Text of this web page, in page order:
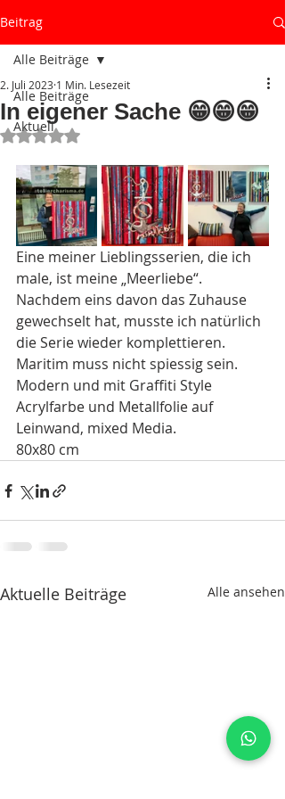
Beitrag
Alle Beiträge
Aktuell
Alle Beiträge
In eigener Sache 😁😁😁
2. Juli 2023 1 Min. Lesezeit
Mit NaN von 5 Sternen bewertet.
Eine meiner Lieblingsserien, die ich
male, ist meine „Meerliebe“.
Nachdem eins davon das Zuhause
gewechselt hat, musste ich natürlich
die Serie wieder komplettieren.
Maritim muss nicht spiessig sein.
Modern und mit Graffiti Style
Acrylfarbe und Metallfolie auf
Leinwand, mixed Media.
80x80 cm
Aktuelle Beiträge Alle ansehen